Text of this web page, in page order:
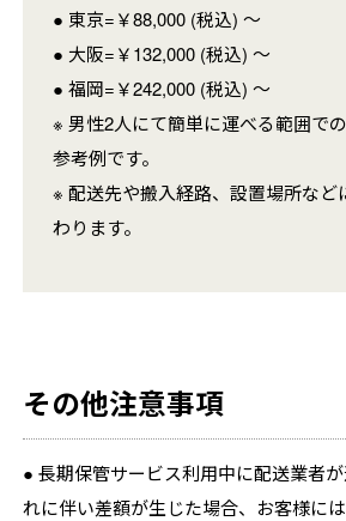
● 東京=￥88,000 (税込) ～
● 大阪=￥132,000 (税込) ～
● 福岡=￥242,000 (税込) ～
※ 男性2人にて簡単に運べる範囲で
参考例です。
※ 配送先や搬入経路、設置場所など
わります。
その他注意事項
● 長期保管サービス利用中に配送業者
れに伴い差額が生じた場合、お客様に